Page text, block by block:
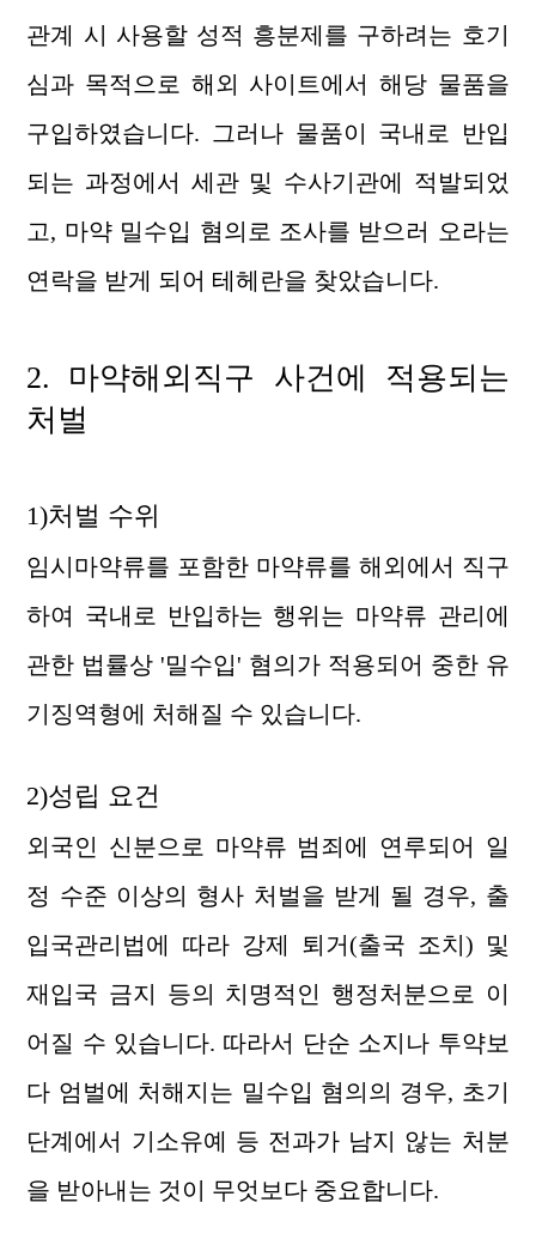
관계 시 사용할 성적 흥분제를 구하려는 호기
심과 목적으로 해외 사이트에서 해당 물품을
구입하였습니다. 그러나 물품이 국내로 반입
되는 과정에서 세관 및 수사기관에 적발되었
고, 마약 밀수입 혐의로 조사를 받으러 오라는
연락을 받게 되어 테헤란을 찾았습니다.
2. 마약해외직구 사건에 적용되는
처벌
1)처벌 수위
임시마약류를 포함한 마약류를 해외에서 직구
하여 국내로 반입하는 행위는 마약류 관리에
관한 법률상 '밀수입' 혐의가 적용되어 중한 유
기징역형에 처해질 수 있습니다.
2)성립 요건
외국인 신분으로 마약류 범죄에 연루되어 일
정 수준 이상의 형사 처벌을 받게 될 경우, 출
입국관리법에 따라 강제 퇴거(출국 조치) 및
재입국 금지 등의 치명적인 행정처분으로 이
어질 수 있습니다. 따라서 단순 소지나 투약보
다 엄벌에 처해지는 밀수입 혐의의 경우, 초기
단계에서 기소유예 등 전과가 남지 않는 처분
을 받아내는 것이 무엇보다 중요합니다.